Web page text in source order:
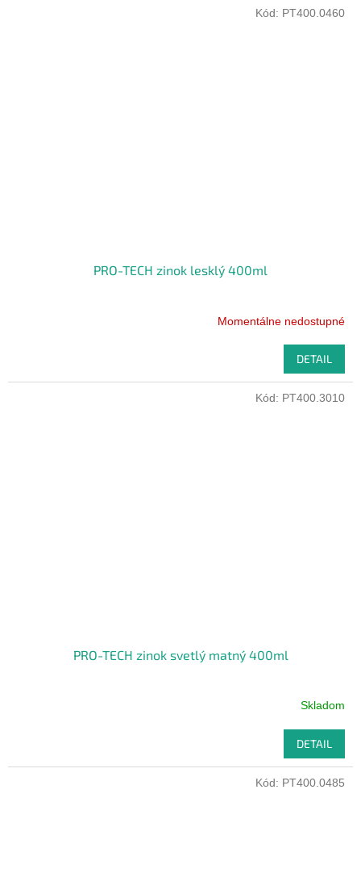
PRO-TECH zinok lesklý 400ml
Momentálne nedostupné
DETAIL
Kód: PT400.0460
PRO-TECH zinok svetlý matný 400ml
Skladom
DETAIL
Kód: PT400.3010
Kód: PT400.0485